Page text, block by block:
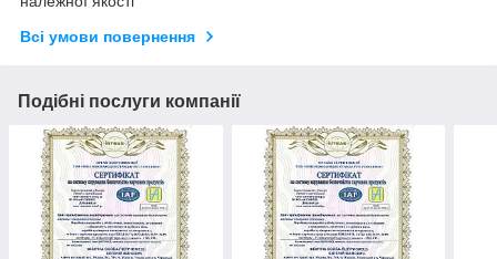
Всі умови повернення
Подібні послуги компанії